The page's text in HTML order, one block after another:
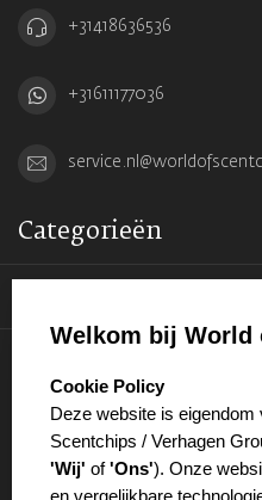
+31418636536
+31611177036
Categorieën
Welkom bij World
select language
Cookie Policy
Deze website is
Scentchips / Verhagen
'Wij' of'Ons'). Onze
en vergelijkbare